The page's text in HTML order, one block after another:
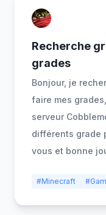
Recherche
grades
Bonjour, je
faire mes
serveur
différents grade
vous et bonne
#Minecraft